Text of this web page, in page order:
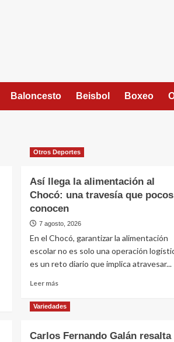
Baloncesto Beisbol Boxeo
Otros Deportes
Así llega la alimentación al
Chocó: una travesía que pocos
conocen
7 agosto, 2026
En el Chocó, garantizar la alimentación
escolar no es solo una operación
es un reto diario que implica atravesar...
Leer más
Variedades
Carlos Fernando Galán resalta